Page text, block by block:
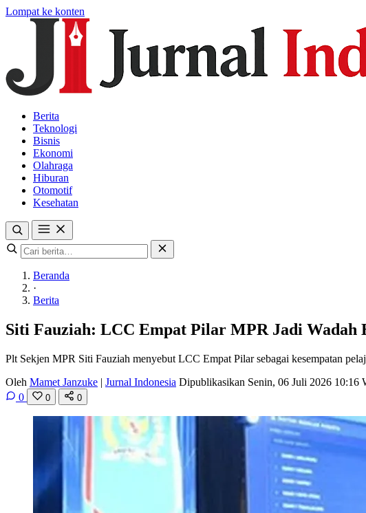
Lompat ke konten
Berita
Teknologi
Bisnis
Ekonomi
Olahraga
Hiburan
Otomotif
Kesehatan
Beranda
·
Berita
Siti Fauziah: LCC Empat Pilar MPR Jadi Wadah
Plt Sekjen MPR Siti Fauziah menyebut LCC Empat Pilar sebagai kesempatan
Oleh Mamet Janzuke | Jurnal Indonesia Dipublikasikan Senin, 06 Juli 2026 10:16
0
0 0